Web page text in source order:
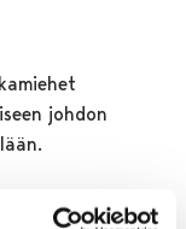
johdon